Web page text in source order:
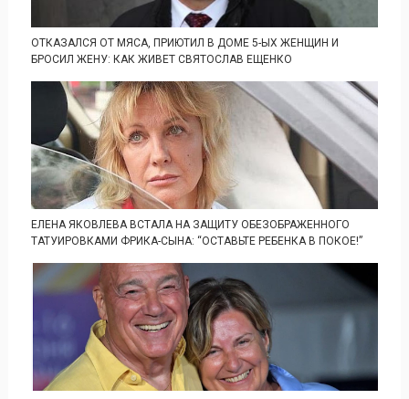
ОТКАЗАЛСЯ ОТ МЯСА, ПРИЮТИЛ В ДОМЕ 5-ЫХ ЖЕНЩИН И
БРОСИЛ ЖЕНУ: КАК ЖИВЕТ СВЯТОСЛАВ ЕЩЕНКО
ЕЛЕНА ЯКОВЛЕВА ВСТАЛА НА ЗАЩИТУ ОБЕЗОБРАЖЕННОГО
ТАТУИРОВКАМИ ФРИКА-СЫНА: “ОСТАВЬТЕ РЕБЕНКА В ПОКОЕ!”